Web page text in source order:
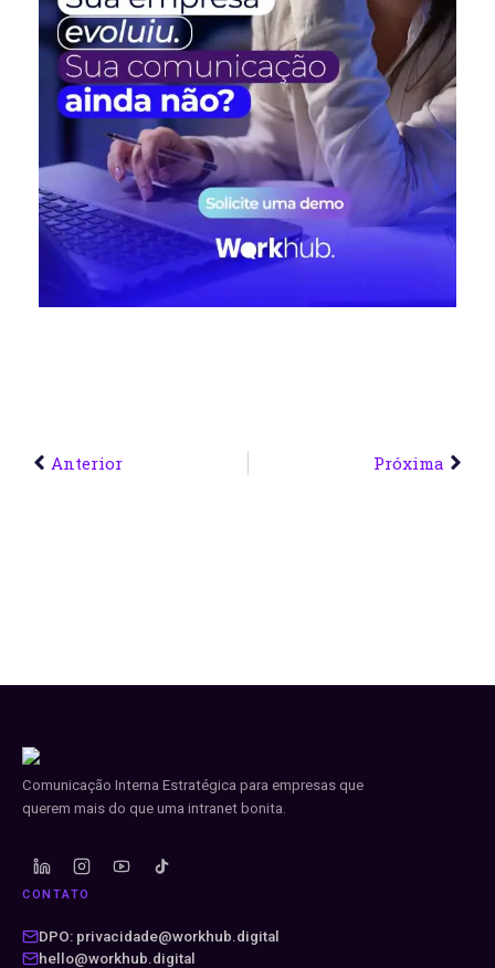
Anterior Próxima
Comunicação Interna Estratégica para empresas que
querem mais do que uma intranet bonita.
CONTATO
DPO: privacidade@workhub.digital
hello@workhub.digital